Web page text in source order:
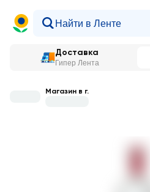
Доставка
Гипер Лента
Магазин в г.